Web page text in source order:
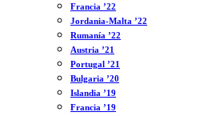
Francia ’22
Jordania-Malta ’22
Rumanía ’22
Austria ’21
Portugal ’21
Bulgaria ’20
Islandia ’19
Francia ’19